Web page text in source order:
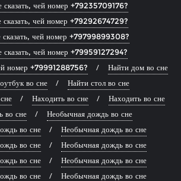
чей номер +79235709176?
чей номер +79292674729?
чей номер +79799899308?
чей номер +79959127294?
номер +79991288756?
Найти дом во сне
во сне
Найти стол во сне
Находить во сне
Находить во сне
во сне
Необычная дождь во сне
во сне
Необычная дождь во сне
во сне
Необычная дождь во сне
во сне
Необычная дождь во сне
во сне
Необычная дождь во сне